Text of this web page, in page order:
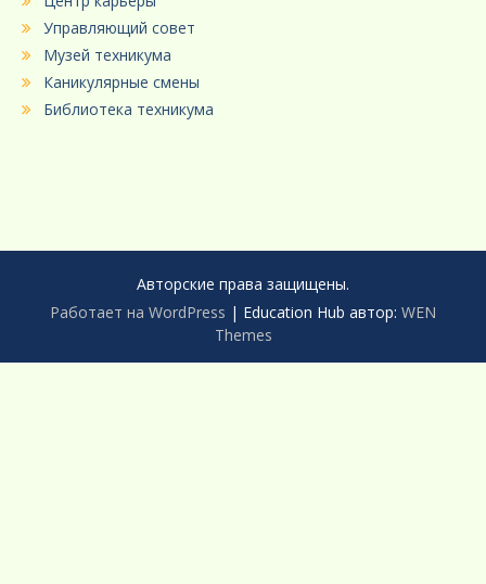
Управляющий совет
Музей техникума
Каникулярные смены
Библиотека техникума
Авторские права защищены.
Работает на WordPress | Education Hub автор: WEN
Themes